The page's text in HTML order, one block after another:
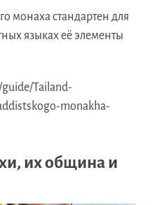
монаха стандартен для
языках её элементы
Tailand-
monakha-
их община и